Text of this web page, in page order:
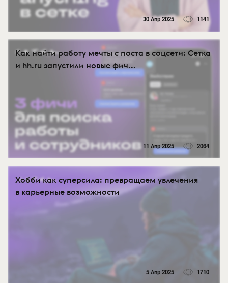
30 Апр 2025 1141
Как найти работу мечты с поста в соцсети: Сетка
и hh.ru запустили новые фич...
11 Апр 2025 2064
Хобби как суперсила: превращаем увлечения
в карьерные возможности
5 Апр 2025 1710